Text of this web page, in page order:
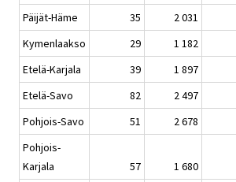
Päijät-Häme
35 2 031
Kymenlaakso
29 1 182
Etelä-Karjala
39 1 897
Etelä-Savo
82 2 497
Pohjois-Savo
51 2 678
Pohjois-
Karjala
57 1 680